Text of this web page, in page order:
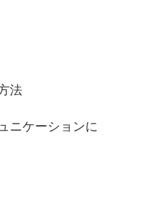
法
ニケーションに